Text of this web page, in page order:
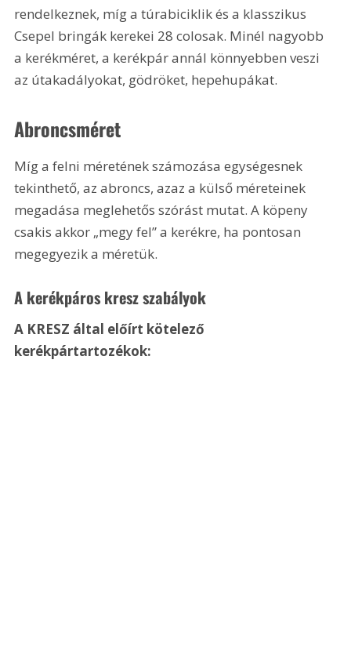
rendelkeznek, míg a túrabiciklik és a klasszikus
Csepel bringák kerekei 28 colosak. Minél nagyobb
a kerékméret, a kerékpár annál könnyebben veszi
az útakadályokat, gödröket, hepehupákat.
Abroncsméret
Míg a felni méretének számozása egységesnek
tekinthető, az abroncs, azaz a külső méreteinek
megadása meglehetős szórást mutat. A köpeny
csakis akkor „megy fel” a kerékre, ha pontosan
megegyezik a méretük.
A kerékpáros kresz szabályok
A KRESZ által előírt kötelező
kerékpártartozékok: